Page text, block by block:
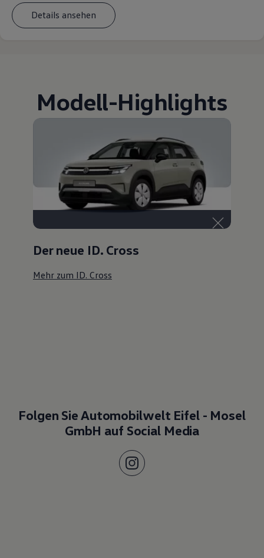
Details ansehen
Modell-Highlights
Der neue ID. Cross
Mehr zum ID. Cross
Folgen Sie Automobilwelt Eifel - Mosel
GmbH auf Social Media